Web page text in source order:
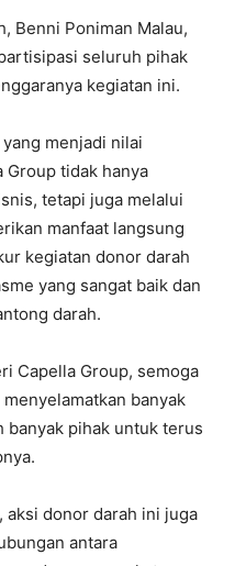
Benni Poniman Malau,
seluruh pihak
kegiatan ini.
menjadi nilai
Group tidak hanya
tetapi juga melalui
manfaat langsung
kegiatan donor darah
yang sangat baik dan
darah.
Capella Group, semoga
banyak
banyak pihak untuk terus
aksi donor darah ini juga
antara